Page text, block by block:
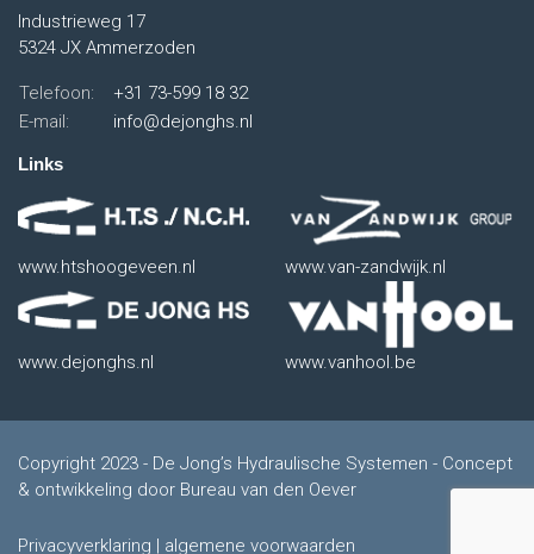
Industrieweg 17
5324 JX Ammerzoden
Telefoon:
+31 73-599 18 32
E-mail:
info@dejonghs.nl
Links
www.htshoogeveen.nl
www.dejonghs.nl
www.van-zandwijk.nl
www.vanhool.be
Copyright 2023 - De Jong’s Hydraulische Systemen - Concept
& ontwikkeling door Bureau van den Oever
Privacyverklaring | algemene voorwaarden